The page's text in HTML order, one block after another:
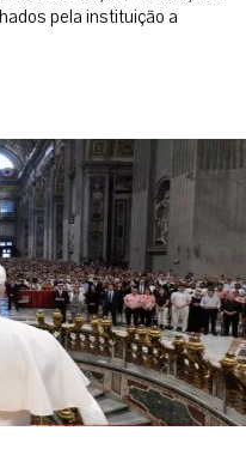
pela instituição a